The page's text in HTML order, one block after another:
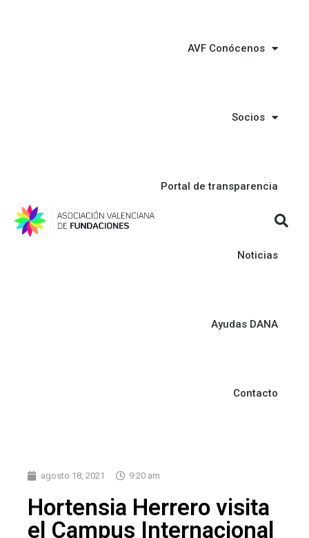
AVF Conócenos
Socios
Portal de transparencia
Noticias
Ayudas DANA
Contacto
agosto 18, 2021 9:20 am
Hortensia Herrero visita
el Campus Internacional